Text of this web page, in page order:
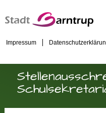
Impressum